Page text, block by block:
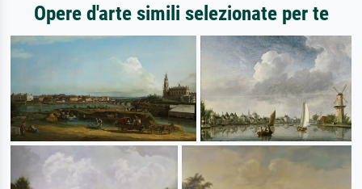
Opere d'arte simili selezionate per te